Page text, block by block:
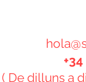
( De dilluns a